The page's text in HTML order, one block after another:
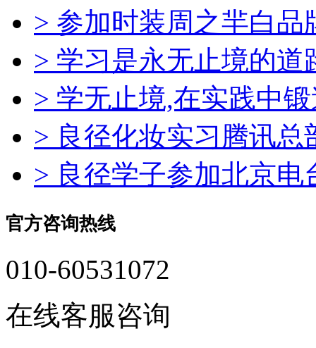
> 参加时装周之羋白
> 学习是永无止境的
> 学无止境,在实践中
> 良径化妆实习腾讯
> 良径学子参加北京
官方咨询热线
010-60531072
在线客服咨询